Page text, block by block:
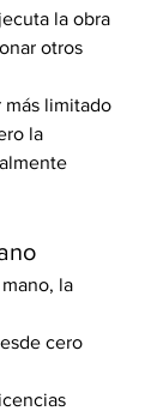
la obra
otros
más limitado
la
la
cero